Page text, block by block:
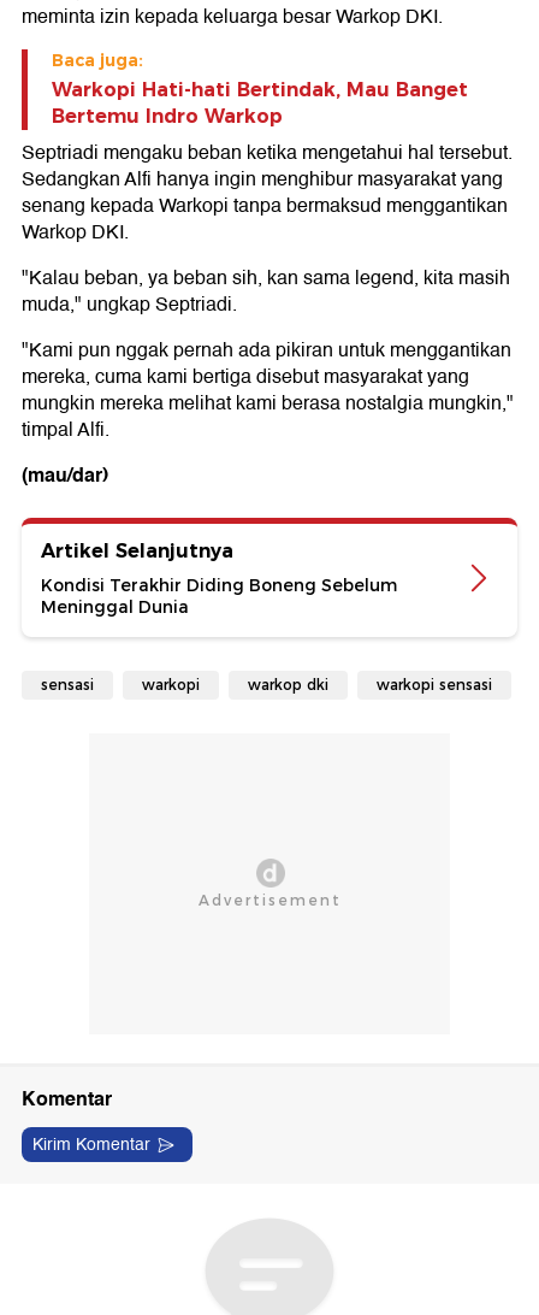
meminta izin kepada keluarga besar Warkop DKI.
Baca juga:
Warkopi Hati-hati Bertindak, Mau Banget
Bertemu Indro Warkop
Septriadi mengaku beban ketika mengetahui hal tersebut.
Sedangkan Alfi hanya ingin menghibur masyarakat yang
senang kepada Warkopi tanpa bermaksud menggantikan
Warkop DKI.
"Kalau beban, ya beban sih, kan sama legend, kita masih
muda," ungkap Septriadi.
"Kami pun nggak pernah ada pikiran untuk menggantikan
mereka, cuma kami bertiga disebut masyarakat yang
mungkin mereka melihat kami berasa nostalgia mungkin,"
timpal Alfi.
(mau/dar)
Artikel Selanjutnya
Kondisi Terakhir Diding Boneng Sebelum
Meninggal Dunia
sensasi warkopi warkop dki warkopi sensasi